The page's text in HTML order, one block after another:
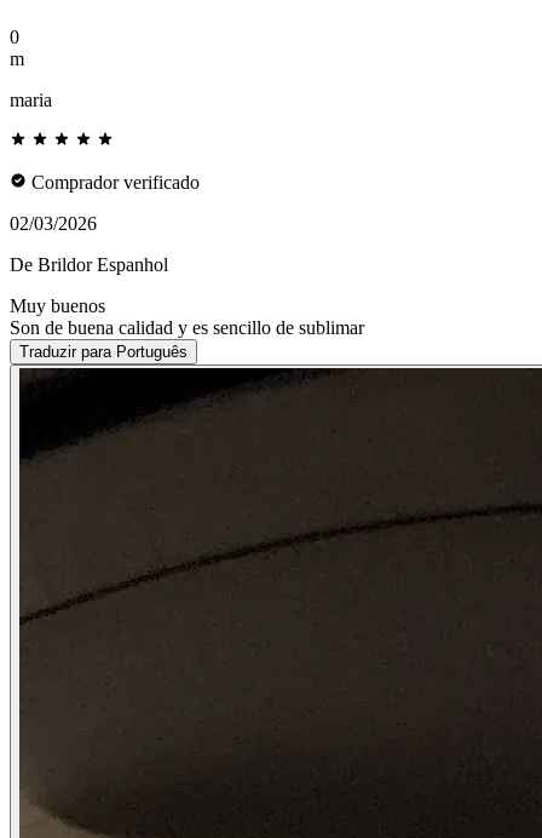
0
m
maria
Comprador verificado
02/03/2026
De Brildor Espanhol
Muy buenos
Son de buena calidad y es sencillo de sublimar
Traduzir para Português